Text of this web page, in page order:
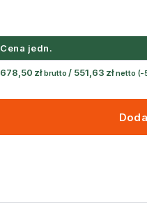
Cena jedn.
678,50 zł brutto / 551,63 zł netto (-